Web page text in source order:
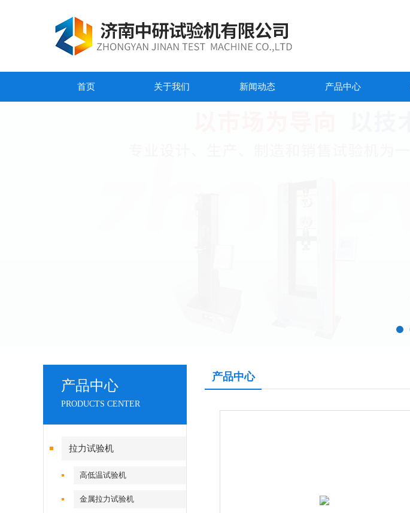
首页 关于我们 新闻动态 产品中心
产品中心
PRODUCTS CENTER
拉力试验机
高低温试验机
金属拉力试验机
产品中心